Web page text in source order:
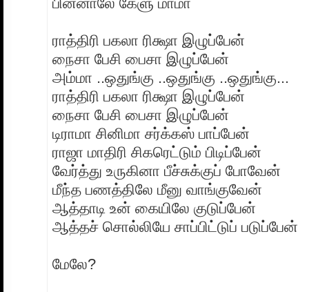
ராத்திரி பகலா ரிக்ஷா இழுப்பேன்
நைசா பேசி பைசா இழுப்பேன்
அம்மா ..ஒதுங்கு ..ஒதுங்கு ..ஒதுங்கு...
ராத்திரி பகலா ரிக்ஷா இழுப்பேன்
நைசா பேசி பைசா இழுப்பேன்
டிராமா சினிமா சர்க்கஸ் பாப்பேன்
ராஜா மாதிரி சிகரெட்டும் பிடிப்பேன்
வேர்த்து உருகினா பீச்சுக்குப் போவேன்
மீந்த பணத்திலே மீனு வாங்குவேன்
ஆத்தாடி உன் கையிலே குடுப்பேன்
ஆத்தச் சொல்லியே சாப்பிட்டுப் படுப்பேன்
மேலே?